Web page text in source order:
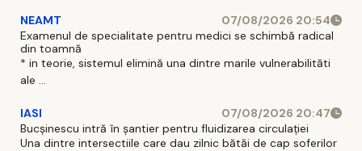
NEAMT
07/08/2026 20:54
Examenul de specialitate pentru medici se schimbă radical
din toamnă
* in teorie, sistemul elimină una dintre marile vulnerabilităti
ale ...
IASI
07/08/2026 20:47
Bucșinescu intră în șantier pentru fluidizarea circulației
Una dintre intersectiile care dau zilnic bătăi de cap soferilor